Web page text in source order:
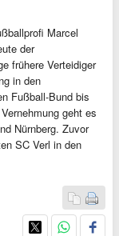
Marcel
der
frühere Verteidiger
in den
Fußball-Bund bis
geht es
Nürnberg. Zuvor
SC Verl in den